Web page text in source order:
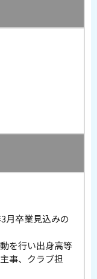
月卒業見込みの
を行い出身高等
事、クラブ担